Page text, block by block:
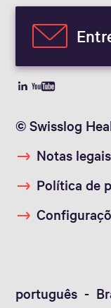
© Swisslog
Notas legais
Política de
português -